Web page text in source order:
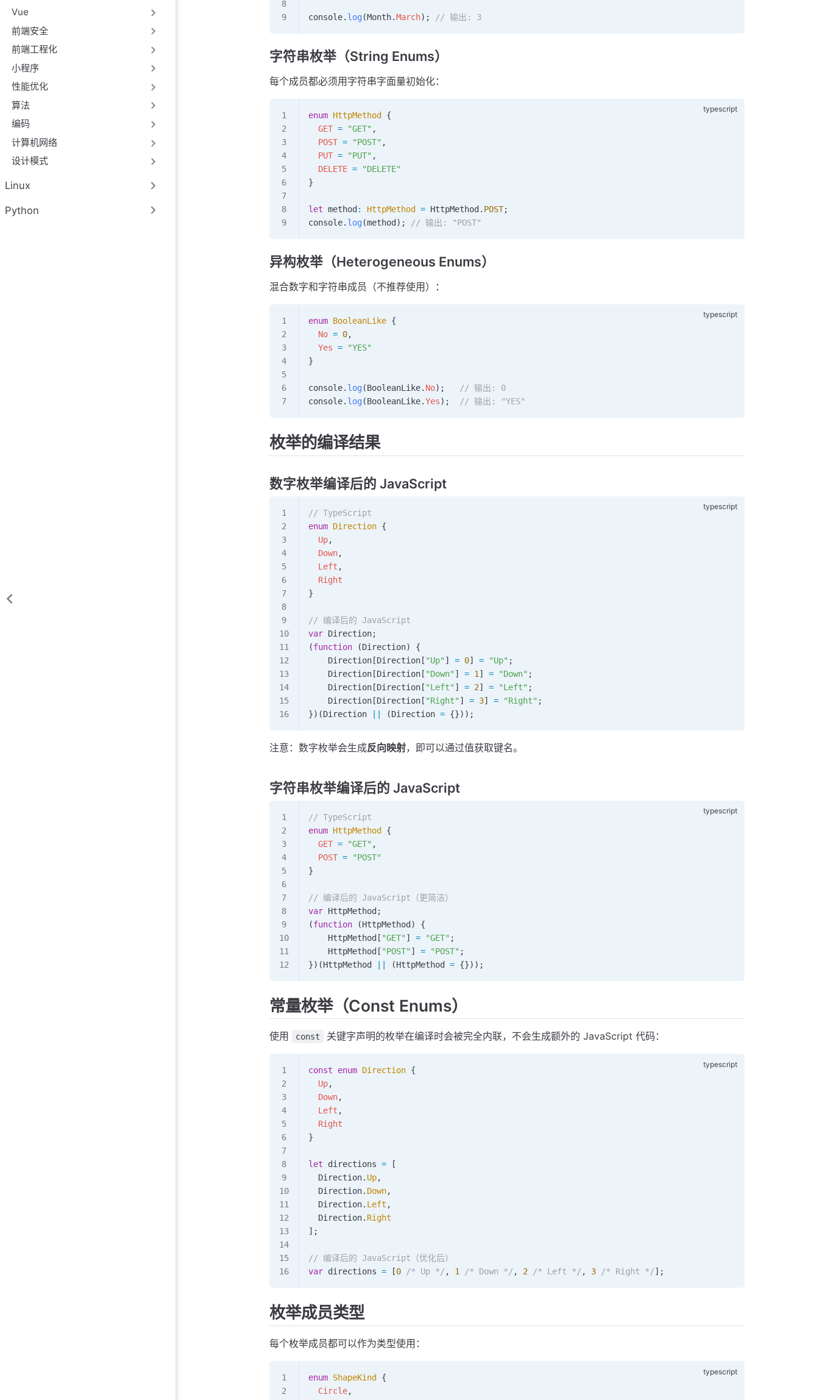
Vue
前端安全
前端工程化
小程序
性能优化
算法
编码
计算机网络
设计模式
Linux
Python
console. log (Month.March); // 输出: 3
字符串枚举（String Enums）
每个成员都必须用字符串字面量初始化：
enum HttpMethod
{
  GET
= "GET" ,
  POST
= "POST" ,
  PUT
= "PUT" ,
  DELETE
= "DELETE"
}
let method : HttpMethod = HttpMethod . POST;
console. log (method ); // 输出: "POST"
异构枚举（Heterogeneous Enums）
混合数字和字符串成员（不推荐使用）：
enum BooleanLike {
  No
= 0,
  Yes
= "YES"
}
console. log (BooleanLike. No);
// 输出: 0
console. log (BooleanLike.Yes); // 输出: "YES"
枚举的编译结果
数字枚举编译后的 JavaScript
// TypeScript
enum Direction {
  Up
,
  Down
,
  Left
,
  Right
}
// 编译后的 JavaScript
var Direction;
(function (Direction) {
    Direction
[Direction[ "Up" ] = 0] = "Up" ;
    Direction
[Direction[ "Down" ] = 1 ] = "Down" ;
    Direction
[Direction[ "Left" ] = 2] = "Left" ;
    Direction
[Direction[ "Right" ] = 3] = "Right" ;
})(Direction || (Direction = {}));
注意：数字枚举会生成反向映射，即可以通过值获取键名。
字符串枚举编译后的 JavaScript
// TypeScript
enum HttpMethod {
  GET
= "GET" ,
  POST
= "POST"
}
// 编译后的 JavaScript（更简洁）
var HttpMethod;
(function (HttpMethod) {
    HttpMethod
[ "GET" ] = "GET" ;
    HttpMethod
[ "POST" ] = "POST" ;
})(HttpMethod || (HttpMethod = {}));
常量枚举（Const Enums）
使用 const 关键字声明的枚举在编译时会被完全内联，不会生成额外的 JavaScript 代码：
const enum Direction {
  Up
,
  Down
,
  Left
,
  Right
}
let directions = [
  Direction
. Up,
  Direction
. Down,
  Direction
. Left ,
  Direction
. Right
];
// 编译后的 JavaScript（优化后）
var directions = [0 /* Up */ , 1 /* Down */ , 2 /* Left */ , 3 /* Right */];
枚举成员类型
每个枚举成员都可以作为类型使用：
enum ShapeKind
{
  Circle
,